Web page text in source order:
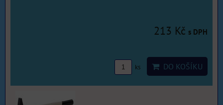
213 Kč s DPH
ks DO KOŠÍKU